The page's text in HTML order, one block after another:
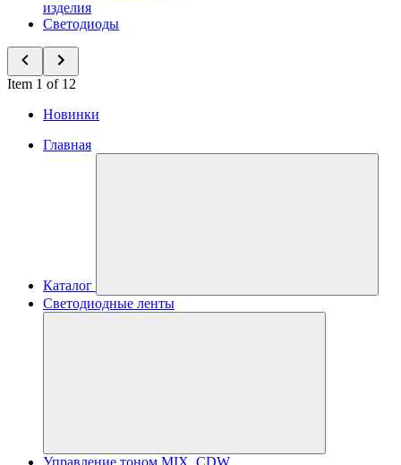
изделия
Светодиоды
Item 1 of 12
Новинки
Главная
Каталог
Светодиодные ленты
Управление тоном MIX, CDW